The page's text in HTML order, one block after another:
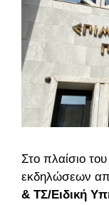
Στο πλαίσιο
εκδηλώσεων
& ΤΣ/Ειδική